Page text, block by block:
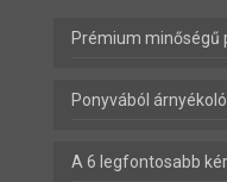
Prémium minőségű
Ponyvából árnyékoló
A 6 legfontosabb